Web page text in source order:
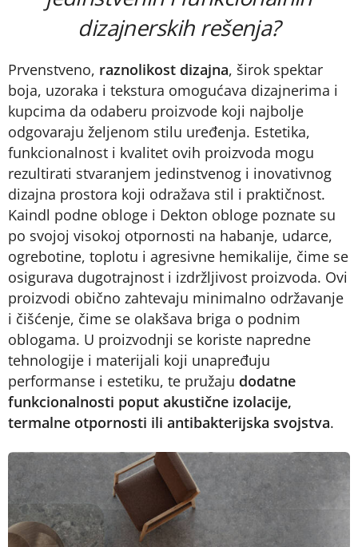
dizajnerskih rešenja?
Prvenstveno, raznolikost dizajna, širok spektar
boja, uzoraka i tekstura omogućava dizajnerima i
kupcima da odaberu proizvode koji najbolje
odgovaraju željenom stilu uređenja. Estetika,
funkcionalnost i kvalitet ovih proizvoda mogu
rezultirati stvaranjem jedinstvenog i inovativnog
dizajna prostora koji odražava stil i praktičnost.
Kaindl podne obloge i Dekton obloge poznate su
po svojoj visokoj otpornosti na habanje, udarce,
ogrebotine, toplotu i agresivne hemikalije, čime se
osigurava dugotrajnost i izdržljivost proizvoda. Ovi
proizvodi obično zahtevaju minimalno održavanje
i čišćenje, čime se olakšava briga o podnim
oblogama. U proizvodnji se koriste napredne
tehnologije i materijali koji unapređuju
performanse i estetiku, te pružaju dodatne
funkcionalnosti poput akustične izolacije,
termalne otpornosti ili antibakterijska svojstva.